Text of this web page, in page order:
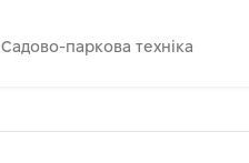
Садово-паркова техніка